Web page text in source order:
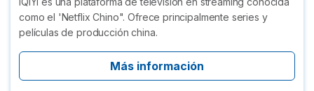
como el 'Netflix Chino". Ofrece principalmente series y
películas de producción china.
Más información